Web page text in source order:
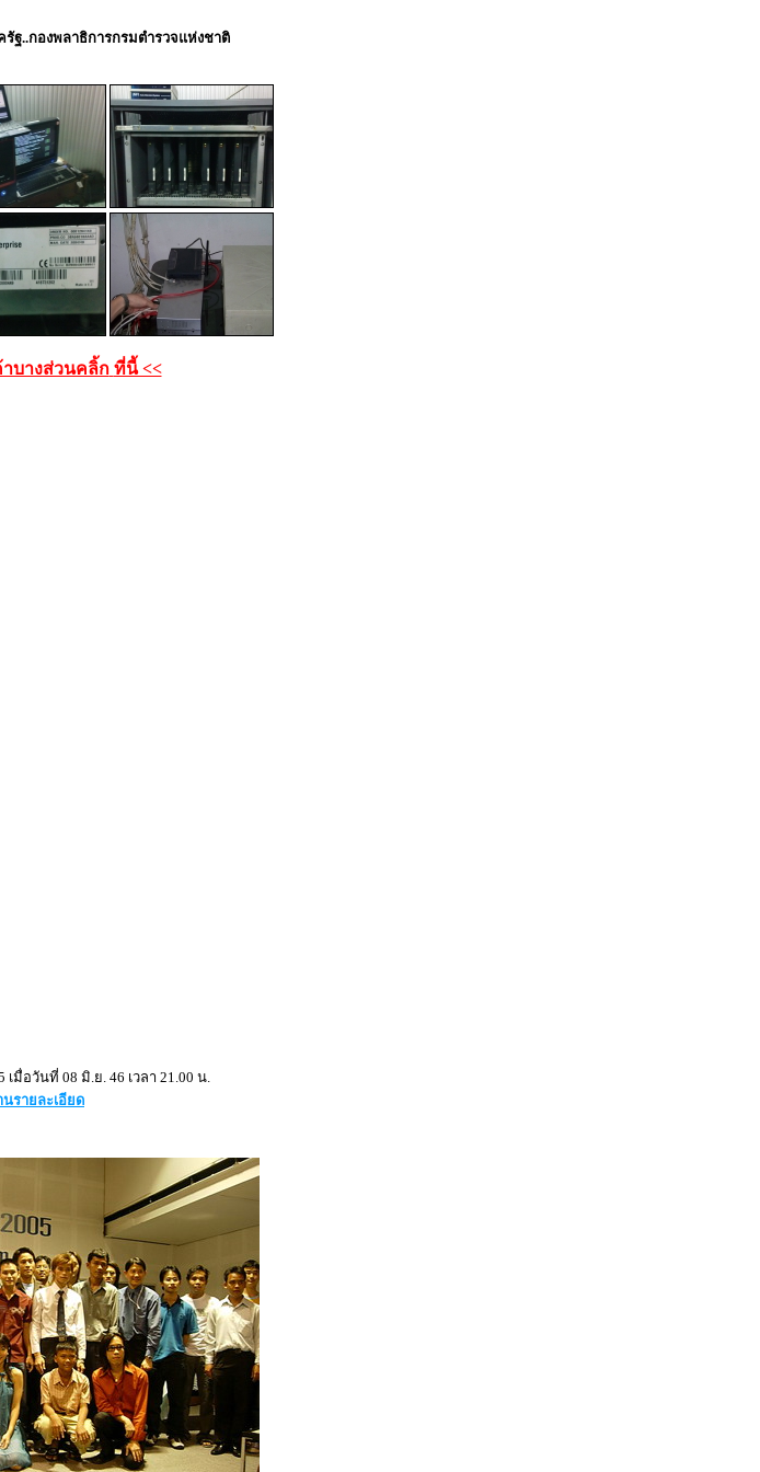
ฐ..กองพลาธิการกรมตำรวจแห่งชาติ
บางส่วนคลิ้ก ที่นี้ <<
เมื่อวันที่ 08 มิ.ย. 46 เวลา 21.00 น.
นรายละเอียด